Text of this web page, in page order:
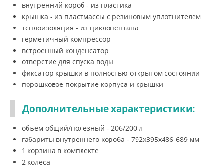
внутренний короб - из пластика
крышка - из пластмассы с резиновым уплотнителем
теплоизоляция - из циклопентана
герметичный компрессор
встроенный конденсатор
отверстие для спуска воды
фиксатор крышки в полностью открытом состоянии
порошковое покрытие корпуса и крышки
Дополнительные характеристики:
объем общий/полезный - 206/200 л
габариты внутреннего короба - 792x395x486-689 мм
1 корзина в комплекте
2 колеса